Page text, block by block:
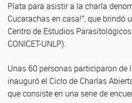
Plata para asistir a la charla
Cucarachas en casa!”, que brindó
Centro de Estudios Parasitológicos
CONICET-UNLP).
Unas 60 personas participaron de
inauguró el Ciclo de Charlas
que consiste en una serie de